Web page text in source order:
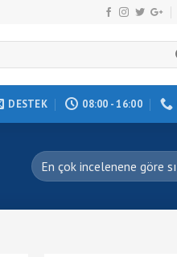
DESTEK 08:00 - 16:00